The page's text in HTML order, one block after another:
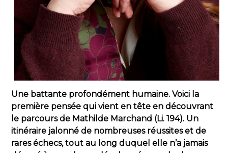
Une battante profondément humaine. Voici la
première pensée qui vient en tête en découvrant
le parcours de Mathilde Marchand (Li. 194). Un
itinéraire jalonné de nombreuses réussites et de
rares échecs, tout au long duquel elle n’a jamais